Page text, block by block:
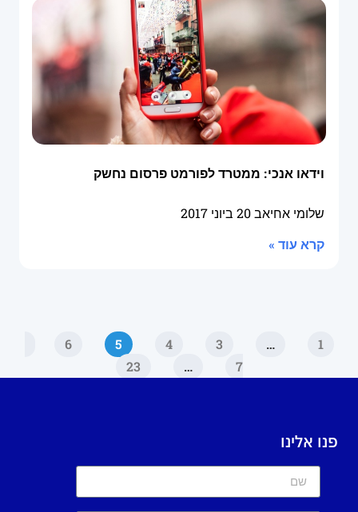
וידאו אנכי: ממטרד לפורמט פרסום נחשק
שלומי אחיאב20 ביוני 2017
קרא עוד »
1
…
3
4
5
6
7
…
23
פנו אלינו